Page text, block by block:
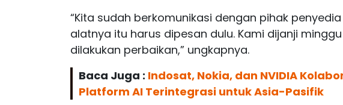
“Kita sudah berkomunikasi dengan pihak
alatnya itu harus dipesan dulu. Kami dijanji
dilakukan perbaikan,” ungkapnya.
Baca Juga : Indosat, Nokia, dan NVIDIA
Platform AI Terintegrasi untuk Asia-Pasifik